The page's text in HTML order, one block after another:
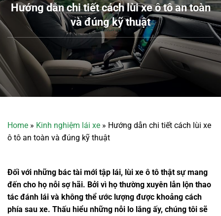
Hướng dẫn chi tiết cách lùi xe ô tô an toàn
và đúng kỹ thuật
Home » Kinh nghiệm lái xe » Hướng dẫn chi tiết cách lùi xe
ô tô an toàn và đúng kỹ thuật
Đối với những bác tài mới tập lái, lùi xe ô tô thật sự mang
đến cho họ nỗi sợ hãi. Bởi vì họ thường xuyên lẫn lộn thao
tác đánh lái và không thể ước lượng được khoảng cách
phía sau xe. Thấu hiểu những nỗi lo lắng ấy, chúng tôi sẽ